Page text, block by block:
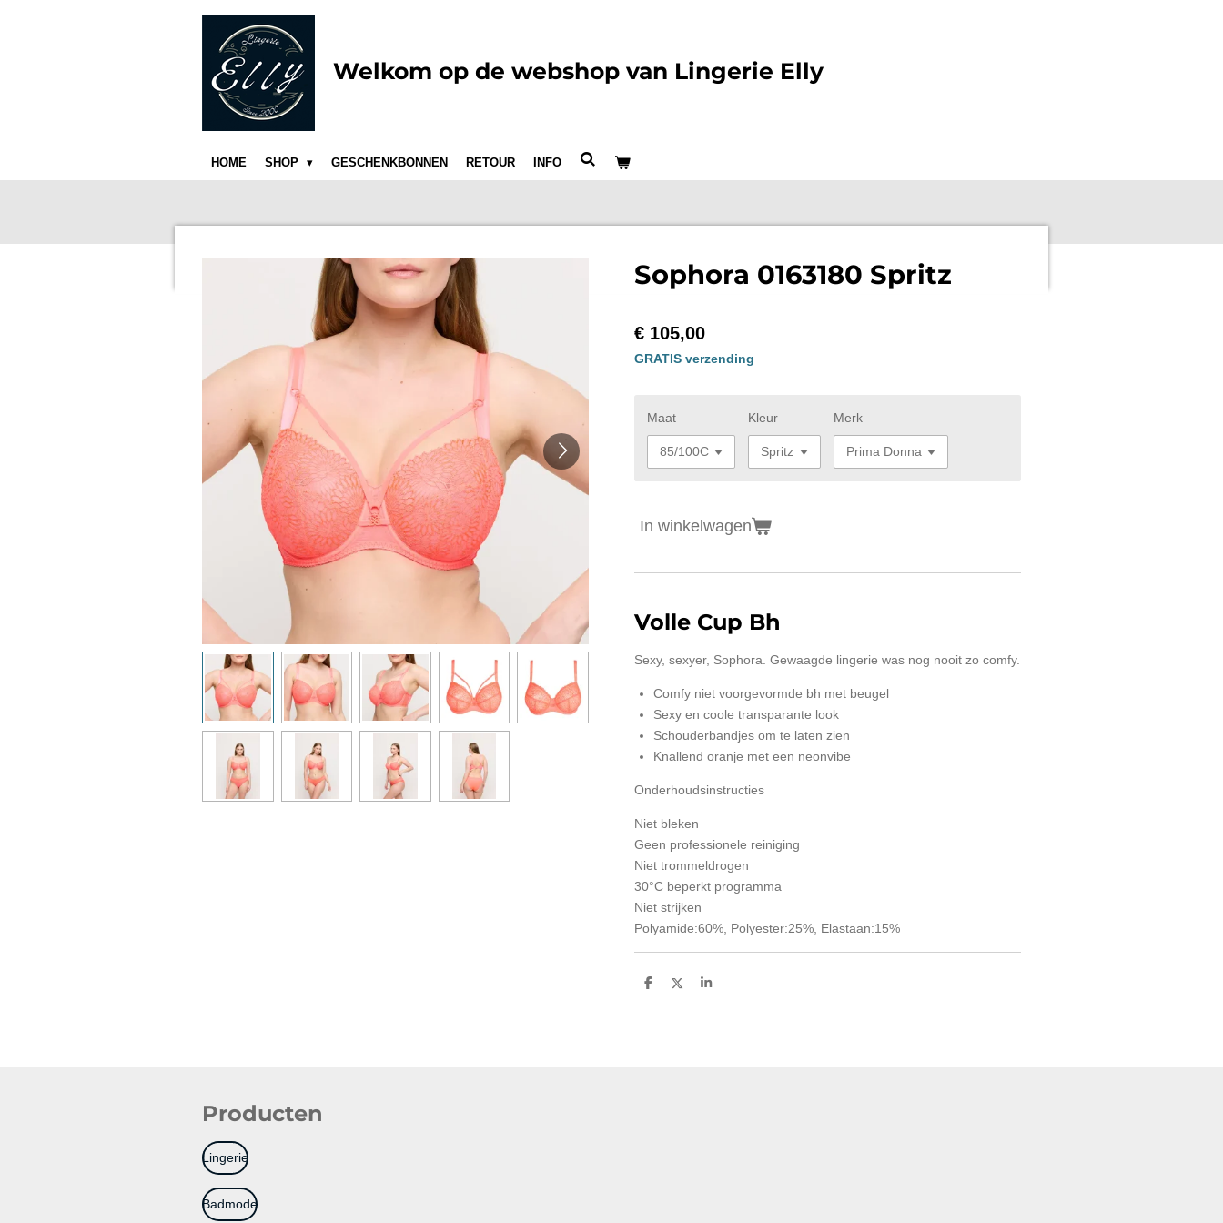
Welkom op de webshop van Lingerie Elly
HOME SHOP GESCHENKBONNEN RETOUR INFO
Sophora 0163180 Spritz
€ 105,00
GRATIS verzending
Maat Kleur Merk
In winkelwagen
Volle Cup Bh
Sexy, sexyer, Sophora. Gewaagde lingerie was nog nooit zo comfy.
Comfy niet voorgevormde bh met beugel
Sexy en coole transparante look
Schouderbandjes om te laten zien
Knallend oranje met een neonvibe
Onderhoudsinstructies
Niet bleken
Geen professionele reiniging
Niet trommeldrogen
30°C beperkt programma
Niet strijken
Polyamide:60%, Polyester:25%, Elastaan:15%
D
D
S
Producten
Lingerie
Badmode